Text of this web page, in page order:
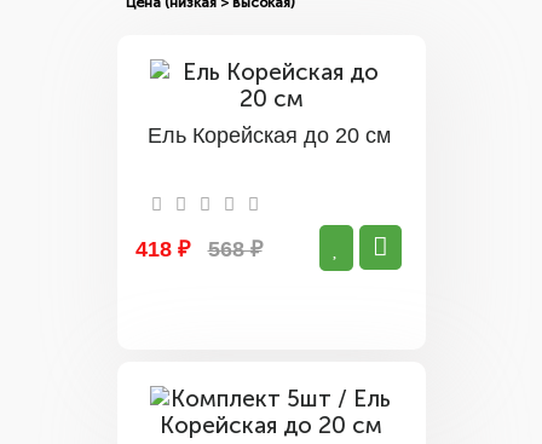
Ель Корейская до 20 см
418 ₽ 568 ₽